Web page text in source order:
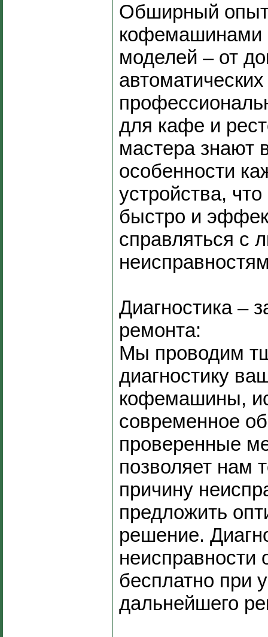
Обширный
кофемашинами
моделей – от
для кафе и
мастера знают
особенности
устройства,
быстро и
справляться с
Диагностика –
ремонта:
Мы проводим
диагностику
кофемашины,
современное
проверенные
позволяет нам
причину
предложить
решение.
неисправности
бесплатно при
дальнейшего